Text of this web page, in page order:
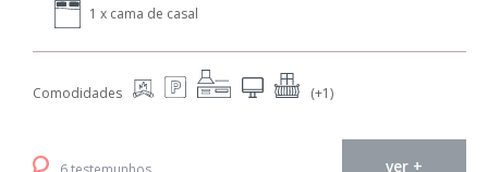
1 x cama de casal
Comodidades (+1)
ver +